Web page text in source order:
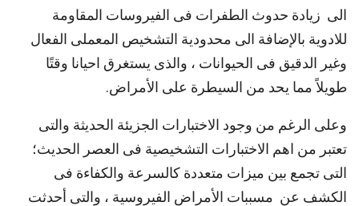
الى زيادة حدوث الطفرات فى الفيروسات المقاومة
للادوية بالإضافة الى محدودية التشخيص المعملى الفعال
وغير الدقيق فى الحيوانات ، والذى يستغرق احيانا وقتًا
طويلاً مما يحد من السيطرة على الأمراض.
وعلى الرغم من وجود الاختبارات الجزيئة الحديثة والتى
تعتبر من اهم الاختبارات التشخيصية فى العصر الحديث؛
التى تجمع بين ميزات متعددة كالسرعة والكفاءة فى
الكشف عن مسببات الأمراض الفيروسية ، والتى أحدثت